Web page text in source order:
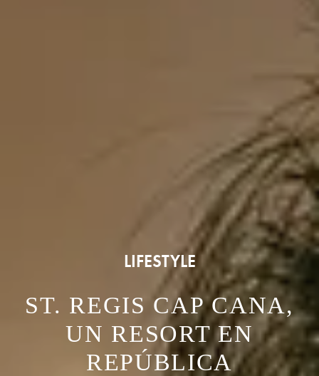
LIFESTYLE
ST. REGIS CAP CANA,
UN RESORT EN
REPÚBLICA